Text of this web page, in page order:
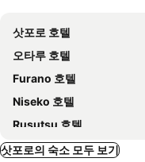
삿포로 호텔
오타루 호텔
Furano 호텔
Niseko 호텔
Rusutsu 호텔
삿포로의 숙소 모두 보기